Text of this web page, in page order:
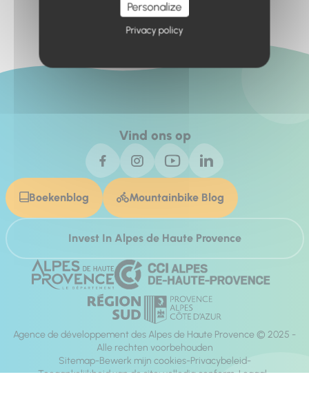
Vind ons op
Boekenblog Mountainbike Blog
Invest In Alpes de Haute Provence
Agence de développement des Alpes de Haute Provence © 2025 -
Alle rechten voorbehouden
Sitemap Bewerk mijn cookies Privacybeleid
Toegankelijkheid van de site: volledig conform Legaal
Personalize
Privacy policy